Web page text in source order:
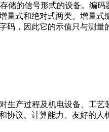
储的信号形式的设备。编
式和绝对式两类。增量
，因此它的示值只与测量
生产过程及机电设备、工
议、计算能力、友好的